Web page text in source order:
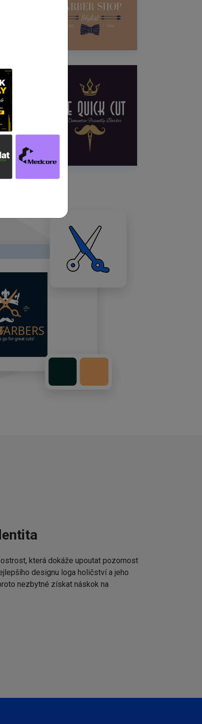
která dokáže upoutat pozornost
designu loga holičství a jeho
nezbytné získat náskok na